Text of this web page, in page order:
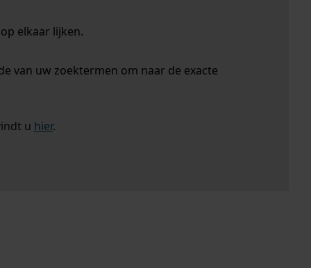
elkaar lijken.
van uw zoektermen om naar de exacte
u hier.